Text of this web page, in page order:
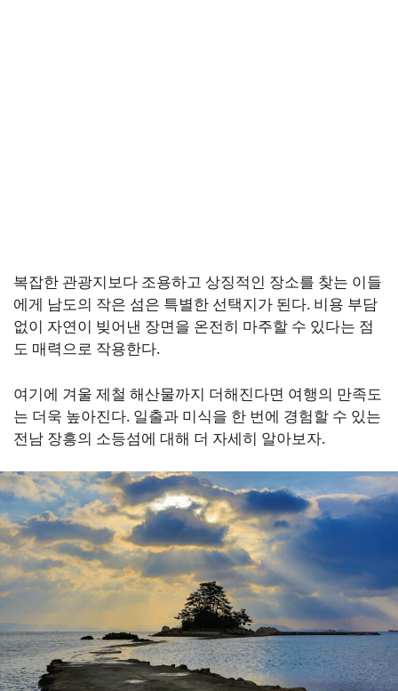
복잡한 관광지보다 조용하고 상징적인 장소를 찾는 이들
에게 남도의 작은 섬은 특별한 선택지가 된다. 비용 부담
없이 자연이 빚어낸 장면을 온전히 마주할 수 있다는 점
도 매력으로 작용한다.
여기에 겨울 제철 해산물까지 더해진다면 여행의 만족도
는 더욱 높아진다. 일출과 미식을 한 번에 경험할 수 있는
전남 장흥의 소등섬에 대해 더 자세히 알아보자.